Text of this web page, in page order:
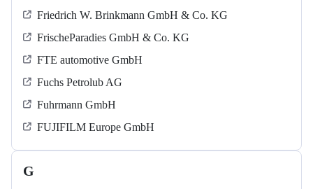
Friedrich W. Brinkmann GmbH & Co. KG
FrischeParadies GmbH & Co. KG
FTE automotive GmbH
Fuchs Petrolub AG
Fuhrmann GmbH
FUJIFILM Europe GmbH
G